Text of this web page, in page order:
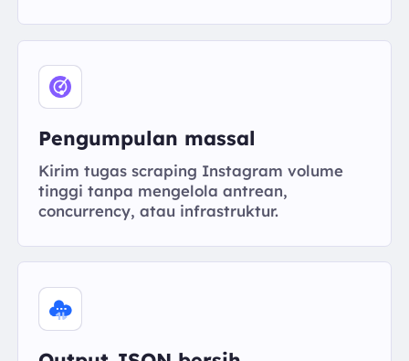
Pengumpulan massal
Kirim tugas scraping Instagram volume
tinggi tanpa mengelola antrean,
concurrency, atau infrastruktur.